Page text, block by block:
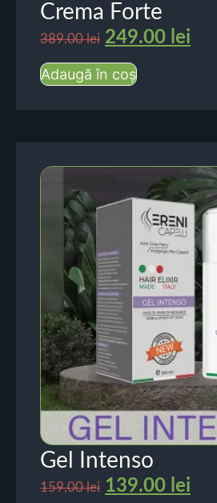
Crema Forte
389.00lei 249.00 lei
Adaugă în coș
Gel Intenso
159.00lei 139.00 lei